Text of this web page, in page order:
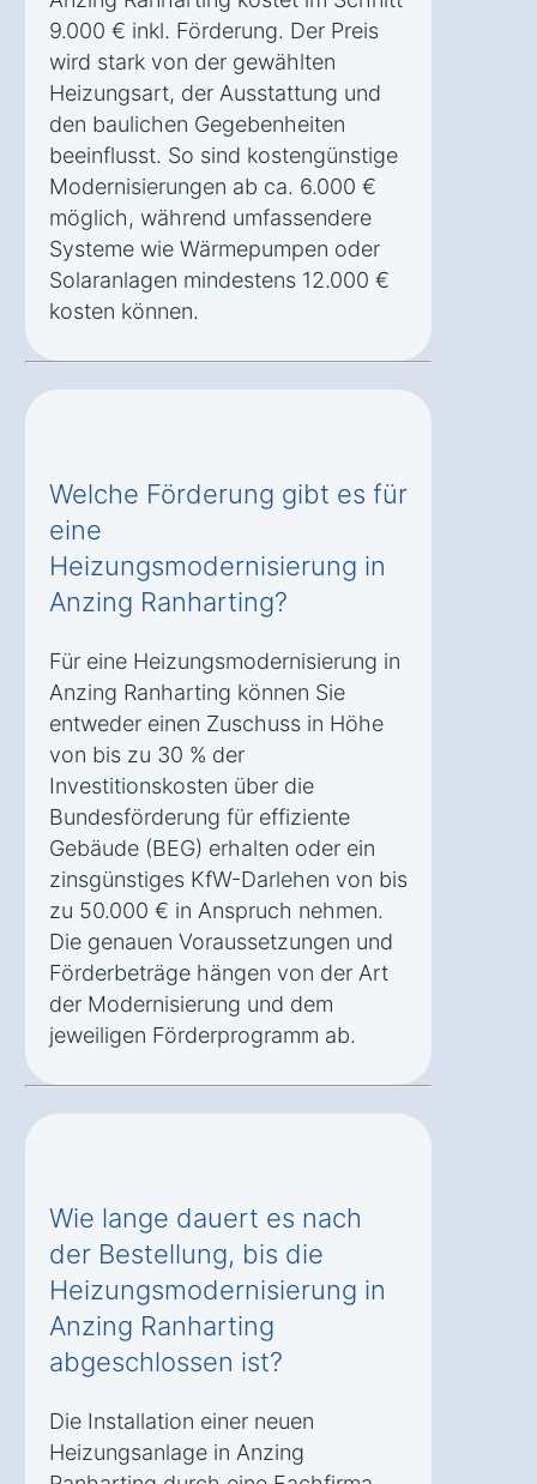
9.000 € inkl. Förderung. Der Preis
wird stark von der gewählten
Heizungsart, der Ausstattung und
den baulichen Gegebenheiten
beeinflusst. So sind kostengünstige
Modernisierungen ab ca. 6.000 €
möglich, während umfassendere
Systeme wie Wärmepumpen oder
Solaranlagen mindestens 12.000 €
kosten können.
Welche Förderung gibt es für
eine
Heizungsmodernisierung in
Anzing Ranharting?
Für eine Heizungsmodernisierung in
Anzing Ranharting können Sie
entweder einen Zuschuss in Höhe
von bis zu 30 % der
Investitionskosten über die
Bundesförderung für effiziente
Gebäude (BEG) erhalten oder ein
zinsgünstiges KfW-Darlehen von bis
zu 50.000 € in Anspruch nehmen.
Die genauen Voraussetzungen und
Förderbeträge hängen von der Art
der Modernisierung und dem
jeweiligen Förderprogramm ab.
Wie lange dauert es nach
der Bestellung, bis die
Heizungsmodernisierung in
Anzing Ranharting
abgeschlossen ist?
Die Installation einer neuen
Heizungsanlage in Anzing